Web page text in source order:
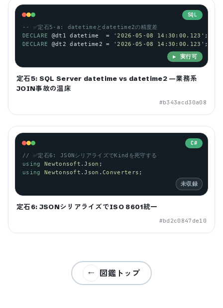
SQL
-- ✅定石5-a: datetimeとdatetime2の精度差
DECLARE
@dt1 datetime
  =
'2026-05-08 14:30:00.123' ;
DECLARE
@dt2 datetime2 = '2026-05-08 14:30:00.123' ;
▶ 実行可
定石5: SQL Server datetime vs datetime2 —業務系
JOIN事故の温床
#b343acd30a08
C#
// ✅定石6: JSONシリアライズでKindを死守する
using
Newtonsoft .Json ;
using
Newtonsoft .Json .Converters ;
未収録
定石6: JSONシリアライズでISO 8601統一
#bd2c0847de10
← 図鑑トップ